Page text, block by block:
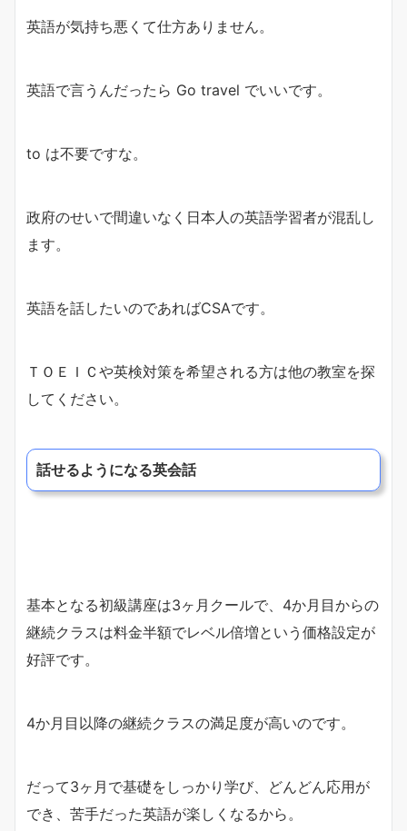
英語が気持ち悪くて仕方ありません。
英語で言うんだったら Go travel でいいです。
to は不要ですな。
政府のせいで間違いなく日本人の英語学習者が混乱し
ます。
英語を話したいのであればCSAです。
ＴＯＥＩＣや英検対策を希望される方は他の教室を探
してください。
話せるようになる英会話
基本となる初級講座は3ヶ月クールで、4か月目からの
継続クラスは料金半額でレベル倍増という価格設定が
好評です。
4か月目以降の継続クラスの満足度が高いのです。
だって3ヶ月で基礎をしっかり学び、どんどん応用が
でき、苦手だった英語が楽しくなるから。